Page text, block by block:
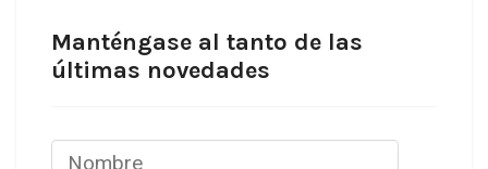
Manténgase al tanto de las
últimas novedades